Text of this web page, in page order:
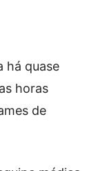
há quase
horas
de